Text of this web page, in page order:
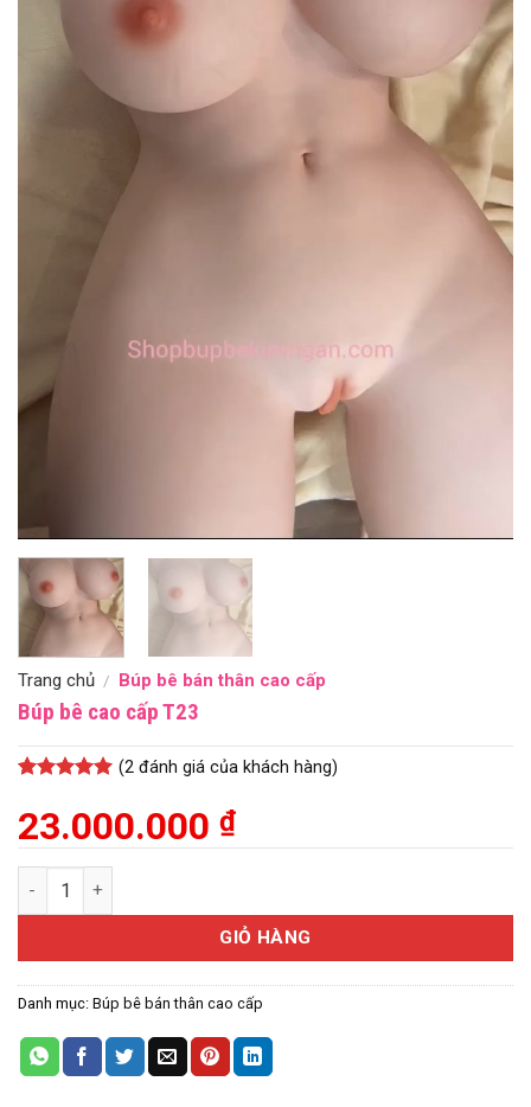
Trang chủ / Búp bê bán thân cao cấp
Búp bê cao cấp T23
dựa trên
đánh giá
(2đánh giá của khách hàng)
23.000.000 ₫
Búp bê cao cấp T23 số lượng
GIỎ HÀNG
Danh mục: Búp bê bán thân cao cấp